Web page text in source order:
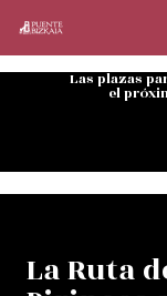
Las plazas
el
La Ruta